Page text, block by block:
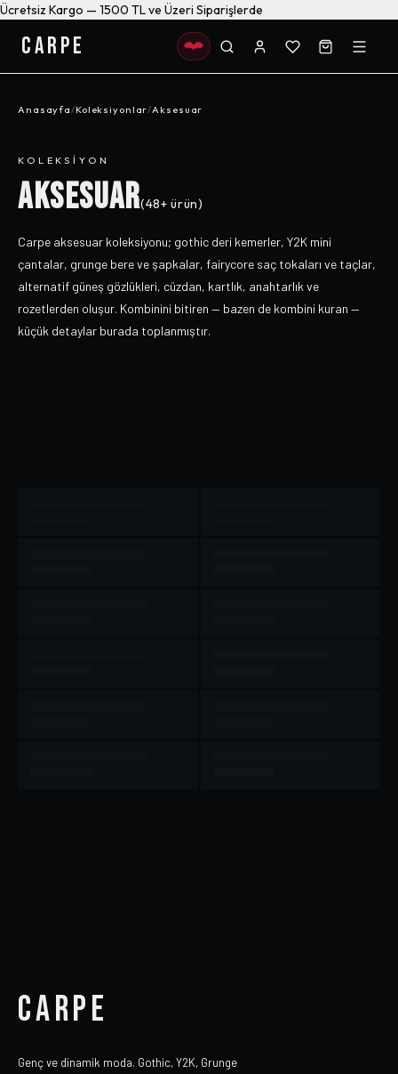
Ücretsiz Kargo — 1500 TL ve Üzeri Siparişlerde
CARPE
Anasayfa/Koleksiyonlar/Aksesuar
KOLEKSIYON
AKSESUAR(48+ ürün)
Carpe aksesuar koleksiyonu; gothic deri kemerler, Y2K mini
çantalar, grunge bere ve şapkalar, fairycore saç tokaları ve taçlar,
alternatif güneş gözlükleri, cüzdan, kartlık, anahtarlık ve
rozetlerden oluşur. Kombinini bitiren — bazen de kombini kuran —
küçük detaylar burada toplanmıştır.
CARPE
Genç ve dinamik moda. Gothic, Y2K, Grunge